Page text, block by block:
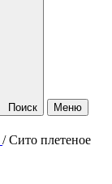
Поиск Меню
/Сито плетеное